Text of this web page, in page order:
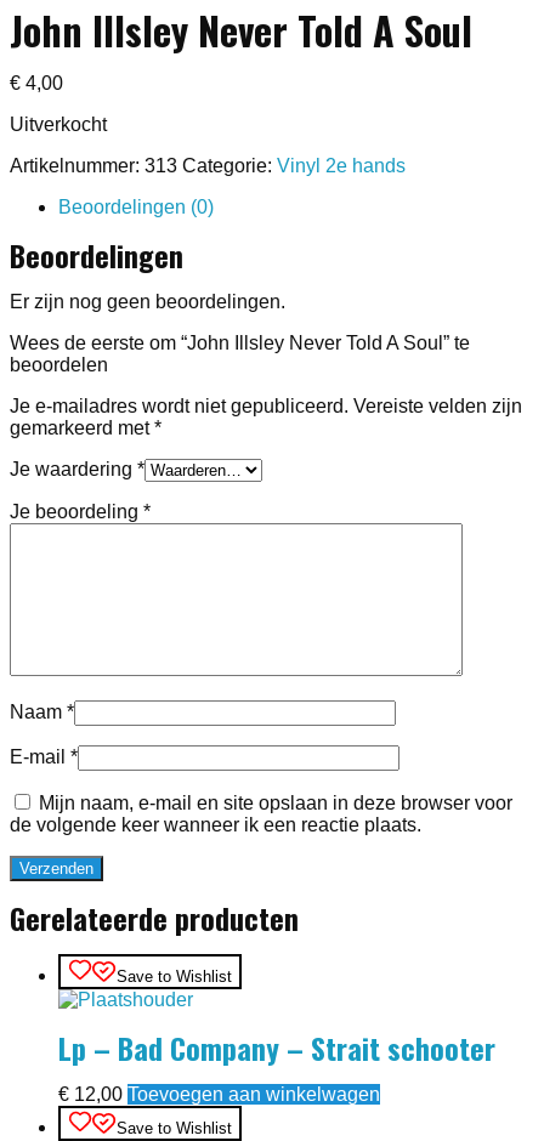
John Illsley Never Told A Soul
€ 4,00
Uitverkocht
Artikelnummer: 313 Categorie: Vinyl 2e hands
Beoordelingen (0)
Beoordelingen
Er zijn nog geen beoordelingen.
Wees de eerste om “John Illsley Never Told A Soul” te
beoordelen
Je e-mailadres wordt niet gepubliceerd. Vereiste velden zijn
gemarkeerd met*
Je waardering *
Je beoordeling *
Naam *
E-mail *
Mijn naam, e-mail en site opslaan in deze browser voor
de volgende keer wanneer ik een reactie plaats.
Gerelateerde producten
Save to Wishlist
Lp – Bad Company – Strait schooter
€ 12,00 Toevoegen aan winkelwagen
Save to Wishlist